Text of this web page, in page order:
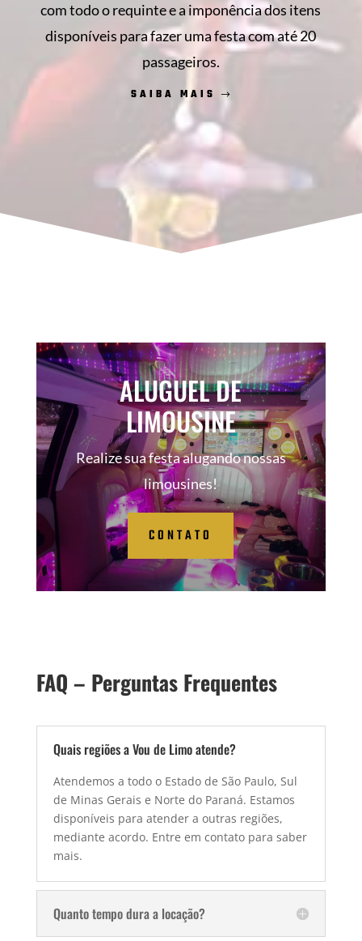
com todo o requinte e a imponência dos itens
disponíveis para fazer uma festa com até 20
passageiros.
SAIBA MAIS
ALUGUEL DE
LIMOUSINE
Realize sua festa alugando nossas
limousines!
CONTATO
FAQ – Perguntas Frequentes
Quais regiões a Vou de Limo atende?
Atendemos a todo o Estado de São Paulo, Sul
de Minas Gerais e Norte do Paraná. Estamos
disponíveis para atender a outras regiões,
mediante acordo. Entre em contato para saber
mais.
Quanto tempo dura a locação?